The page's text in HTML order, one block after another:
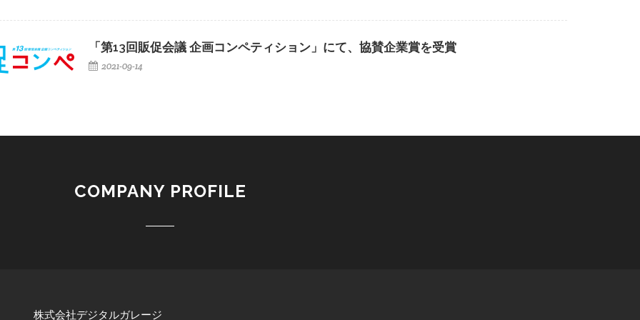
「第13回販促会議 企画コンペティション」にて、協賛企業賞を受賞
2021-09-14
COMPANY PROFILE
株式会社デジタルガレージ